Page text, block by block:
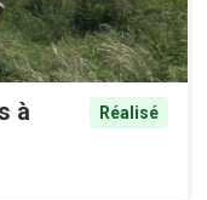
à
Réalisé